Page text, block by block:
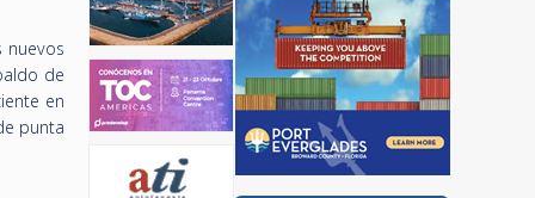
nuevos
de
en
punta